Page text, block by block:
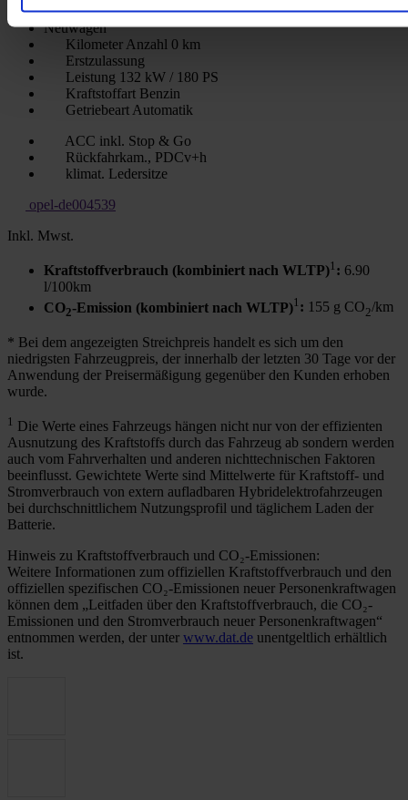
Neuwagen
Kilometer Anzahl 0 km
Erstzulassung
Leistung 132 kW / 180 PS
Kraftstoffart Benzin
Getriebeart Automatik
ACC inkl. Stop & Go
Rückfahrkam., PDCv+h
klimat. Ledersitze
opel-de004539
Inkl. Mwst.
Kraftstoffverbrauch (kombiniert nach WLTP)1 : 6.90
l/100km
CO2-Emission (kombiniert nach WLTP)1 : 155 g CO2/km
* Bei dem angezeigten Streichpreis handelt es sich um den
niedrigsten Fahrzeugpreis, der innerhalb der letzten 30 Tage vor der
Anwendung der Preisermäßigung gegenüber den Kunden erhoben
wurde.
1 Die Werte eines Fahrzeugs hängen nicht nur von der effizienten
Ausnutzung des Kraftstoffs durch das Fahrzeug ab sondern werden
auch vom Fahrverhalten und anderen nichttechnischen Faktoren
beeinflusst. Gewichtete Werte sind Mittelwerte für Kraftstoff- und
Stromverbrauch von extern aufladbaren Hybridelektrofahrzeugen
bei durchschnittlichem Nutzungsprofil und täglichem Laden der
Batterie.
Hinweis zu Kraftstoffverbrauch und CO₂-Emissionen:
Weitere Informationen zum offiziellen Kraftstoffverbrauch und den
offiziellen spezifischen CO₂-Emissionen neuer Personenkraftwagen
können dem „Leitfaden über den Kraftstoffverbrauch, die CO₂-
Emissionen und den Stromverbrauch neuer Personenkraftwagen“
entnommen werden, der unter www.dat.de unentgeltlich erhältlich
ist.